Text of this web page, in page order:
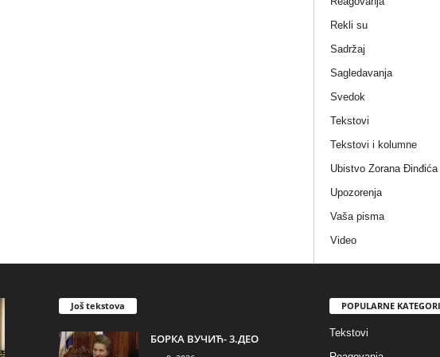
Rekli su
Sadržaj
Sagledavanja
Svedok
Tekstovi
Tekstovi i kolumne
Ubistvo Zorana Đinđića
Upozorenja
Vaša pisma
Video
Još tekstova
БОРКА ВУЧИЋ- 3.ДЕО
POPULARNE
Tekstovi